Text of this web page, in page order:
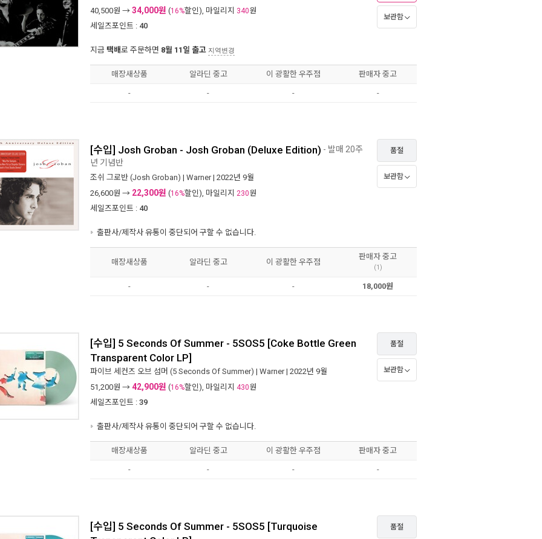
40,500원 → 34,000원 (16%할인), 마일리지 340원
세일즈포인트 : 40
지금 택배로 주문하면 8월 11일 출고 지역변경
보관함
매장새상품 알라딘 중고 이 광활한 우주점 판매자 중고
- - - -
[수입] Josh Groban - Josh Groban (Deluxe Edition) - 발매 20주
년 기념반
조쉬 그로반 (Josh Groban) | Warner| 2022년 9월
26,600원 → 22,300원 (16%할인), 마일리지 230원
세일즈포인트 : 40
출판사/제작사 유통이 중단되어 구할 수 없습니다.
품절
보관함
매장새상품 알라딘 중고 이 광활한 우주점
판매자 중고
(1)
- - - 18,000원
[수입] 5 Seconds Of Summer - 5SOS5 [Coke Bottle Green
Transparent Color LP]
파이브 세컨즈 오브 섬머 (5 Seconds Of Summer) | Warner| 2022년 9월
51,200원 → 42,900원 (16%할인), 마일리지 430원
세일즈포인트 : 39
출판사/제작사 유통이 중단되어 구할 수 없습니다.
품절
보관함
매장새상품 알라딘 중고 이 광활한 우주점 판매자 중고
- - - -
[수입] 5 Seconds Of Summer - 5SOS5 [Turquoise 품절